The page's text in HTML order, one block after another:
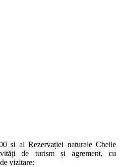
și al Rezervației naturale Cheile
de turism și agrement, cu
vizitare: